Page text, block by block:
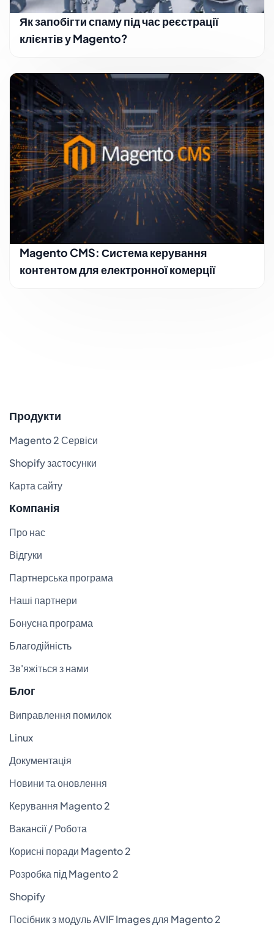
Як запобігти спаму під час реєстрації
клієнтів у Magento?
Magento CMS: Система керування
контентом для електронної комерції
Продукти
Magento 2 Сервіси
Shopify застосунки
Карта сайту
Компанія
Про нас
Відгуки
Партнерська програма
Наші партнери
Бонусна програма
Благодійність
Зв'яжіться з нами
Блог
Виправлення помилок
Linux
Документація
Новини та оновлення
Керування Magento 2
Вакансії / Робота
Корисні поради Magento 2
Розробка під Magento 2
Shopify
Посібник з модуль AVIF Images для Magento 2